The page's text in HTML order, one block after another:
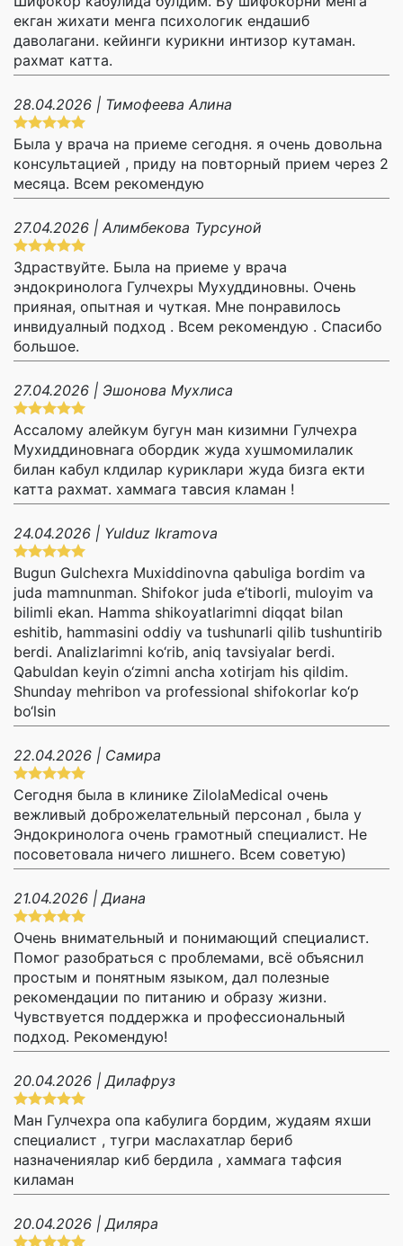
екган жихати менга психологик ендашиб
даволагани. кейинги курикни интизор кутаман.
рахмат катта.
28.04.2026 | Тимофеева Алина
Была у врача на приеме сегодня. я очень довольна
консультацией , приду на повторный прием через 2
месяца. Всем рекомендую
27.04.2026 | Алимбекова Турсуной
Здраствуйте. Была на приеме у врача
эндокринолога Гулчехры Мухуддиновны. Очень
прияная, опытная и чуткая. Мне понравилось
инвидуалный подход . Всем рекомендую . Спасибо
большое.
27.04.2026 | Эшонова Мухлиса
Ассалому алейкум бугун ман кизимни Гулчехра
Мухиддиновнага обордик жуда хушмомилалик
билан кабул клдилар куриклари жуда бизга екти
катта рахмат. хаммага тавсия кламан !
24.04.2026 | Yulduz Ikramova
Bugun Gulchexra Muxiddinovna qabuliga bordim va
juda mamnunman. Shifokor juda e’tiborli, muloyim va
bilimli ekan. Hamma shikoyatlarimni diqqat bilan
eshitib, hammasini oddiy va tushunarli qilib tushuntirib
berdi. Analizlarimni ko‘rib, aniq tavsiyalar berdi.
Qabuldan keyin o‘zimni ancha xotirjam his qildim.
Shunday mehribon va professional shifokorlar ko‘p
bo‘lsin
22.04.2026 | Самира
Сегодня была в клинике ZilolaMedical очень
вежливый доброжелательный персонал , была у
Эндокринолога очень грамотный специалист. Не
посоветовала ничего лишнего. Всем советую)
21.04.2026 | Диана
Очень внимательный и понимающий специалист.
Помог разобраться с проблемами, всё объяснил
простым и понятным языком, дал полезные
рекомендации по питанию и образу жизни.
Чувствуется поддержка и профессиональный
подход. Рекомендую!
20.04.2026 | Дилафруз
Ман Гулчехра опа кабулига бордим, жудаям яхши
специалист , тугри маслахатлар бериб
назначениялар киб бердила , хаммага тафсия
киламан
20.04.2026 | Диляра